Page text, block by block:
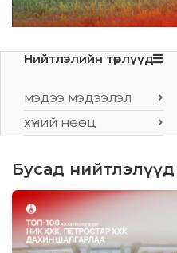
Нийтлэлийн төрлүүд
МЭДЭЭ МЭДЭЭЛЭЛ
ХҮНИЙ НӨӨЦ
Бусад нийтлэлүүд